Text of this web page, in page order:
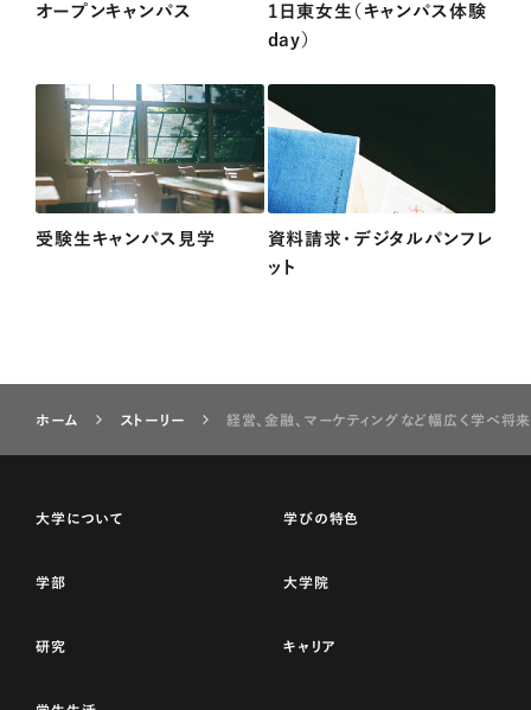
オープンキャンパス
1日東女生（キャンパス体験
day）
受験生キャンパス見学
資料請求・デジタルパンフレ
ット
ホーム ストーリー 経営、金融、マーケティングなど幅広く学べ将
大学について 学びの特色
学部 大学院
研究 キャリア